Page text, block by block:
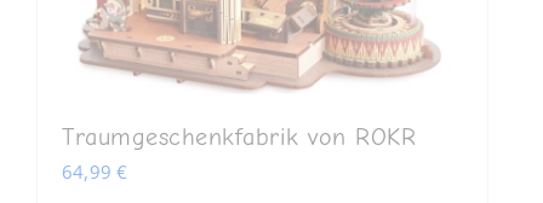
Traumgeschenkfabrik von ROKR
64,99€